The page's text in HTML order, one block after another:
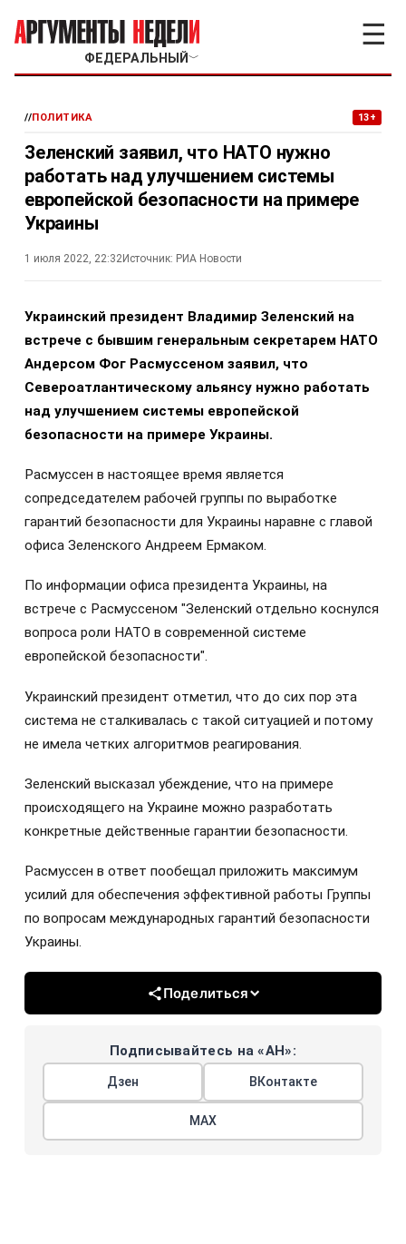
ФЕДЕРАЛЬНЫЙ ﹀
☰
//ПОЛИТИКА 13+
Зеленский заявил, что НАТО нужно
работать над улучшением системы
европейской безопасности на примере
Украины
1 июля 2022, 22:32Источник: РИА Новости
Украинский президент Владимир Зеленский на
встрече с бывшим генеральным секретарем НАТО
Андерсом Фог Расмуссеном заявил, что
Североатлантическому альянсу нужно работать
над улучшением системы европейской
безопасности на примере Украины.
Расмуссен в настоящее время является
сопредседателем рабочей группы по выработке
гарантий безопасности для Украины наравне с главой
офиса Зеленского Андреем Ермаком.
По информации офиса президента Украины, на
встрече с Расмуссеном "Зеленский отдельно коснулся
вопроса роли НАТО в современной системе
европейской безопасности".
Украинский президент отметил, что до сих пор эта
система не сталкивалась с такой ситуацией и потому
не имела четких алгоритмов реагирования.
Зеленский высказал убеждение, что на примере
происходящего на Украине можно разработать
конкретные действенные гарантии безопасности.
Расмуссен в ответ пообещал приложить максимум
усилий для обеспечения эффективной работы Группы
по вопросам международных гарантий безопасности
Украины.
Поделиться
Подписывайтесь на «АН»:
Дзен ВКонтакте
МАХ